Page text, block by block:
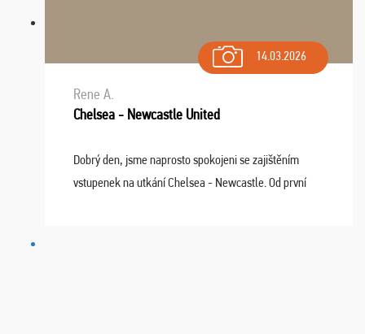
14.03.2026
Rene A.
Chelsea - Newcastle United
Dobrý den, jsme naprosto spokojeni se zajištěním
vstupenek na utkání Chelsea - Newcastle. Od první